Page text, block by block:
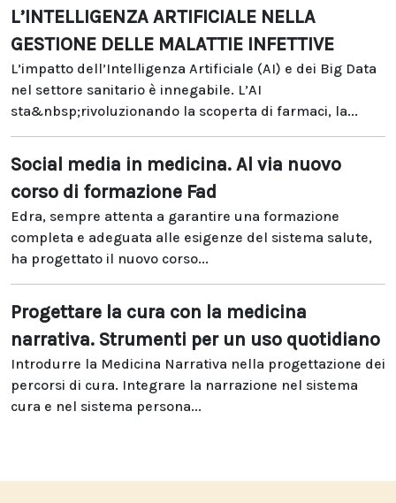
L’INTELLIGENZA ARTIFICIALE NELLA
GESTIONE DELLE MALATTIE INFETTIVE
L’impatto dell’Intelligenza Artificiale (AI) e dei Big Data
nel settore sanitario è innegabile. L’AI
sta&nbsp;rivoluzionando la scoperta di farmaci, la...
Social media in medicina. Al via nuovo
corso di formazione Fad
Edra, sempre attenta a garantire una formazione
completa e adeguata alle esigenze del sistema salute,
ha progettato il nuovo corso...
Progettare la cura con la medicina
narrativa. Strumenti per un uso quotidiano
Introdurre la Medicina Narrativa nella progettazione dei
percorsi di cura. Integrare la narrazione nel sistema
cura e nel sistema persona...